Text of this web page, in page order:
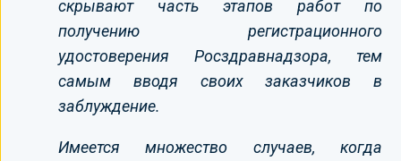
скрывают часть этапов работ по
получению регистрационного
удостоверения Росздравнадзора, тем
самым вводя своих заказчиков в
заблуждение.
Имеется множество случаев, когда